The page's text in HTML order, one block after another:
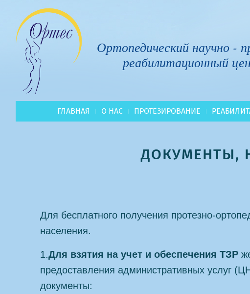
Ортопедический научно -
реабилитационный
ГЛАВНАЯ О НАС ПРОТЕЗИРОВАНИЕ
ДОКУМЕНТЫ,
Для бесплатного получения протезно-
населения.
1.Для взятия на учет и обеспечения ТЗР
предоставления административных услуг
документы: